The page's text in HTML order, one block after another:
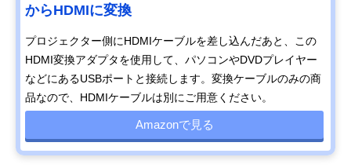
からHDMIに変換
プロジェクター側にHDMIケーブルを差し込んだあと、この
HDMI変換アダプタを使用して、パソコンやDVDプレイヤー
などにあるUSBポートと接続します。変換ケーブルのみの商
品なので、HDMIケーブルは別にご用意ください。
Amazonで見る